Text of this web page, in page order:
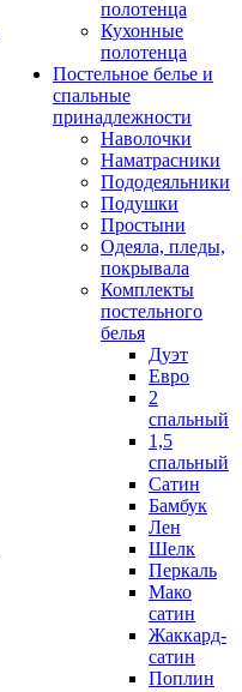
полотенца
Кухонные
полотенца
Постельное белье и
спальные
принадлежности
Наволочки
Наматрасники
Пододеяльники
Подушки
Простыни
Одеяла, пледы,
покрывала
Комплекты
постельного
белья
Дуэт
Евро
2
спальный
1,5
спальный
Сатин
Бамбук
Лен
Шелк
Перкаль
Мако
сатин
Жаккард-
сатин
Поплин